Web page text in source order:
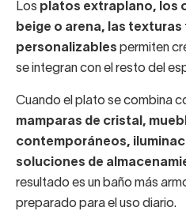
Los platos extraplano, los
beige o arena, las
personalizables permiten
se integran con el resto del
Cuando el plato se combina
mamparas de cristal,
contemporáneos,
soluciones de
resultado es un baño más
preparado para el uso diario.